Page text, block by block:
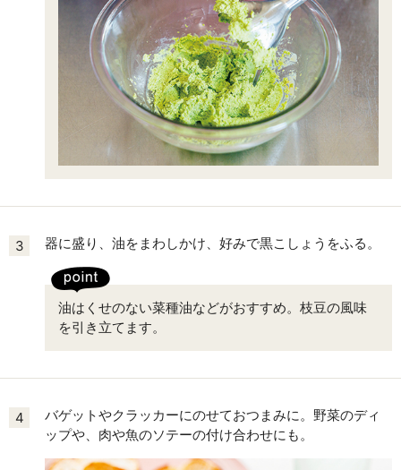
3 器に盛り、油をまわしかけ、好みで黒こしょうをふる。
油はくせのない菜種油などがおすすめ。枝豆の風味
を引き立てます。
4
バゲットやクラッカーにのせておつまみに。野菜のディ
ップや、肉や魚のソテーの付け合わせにも。